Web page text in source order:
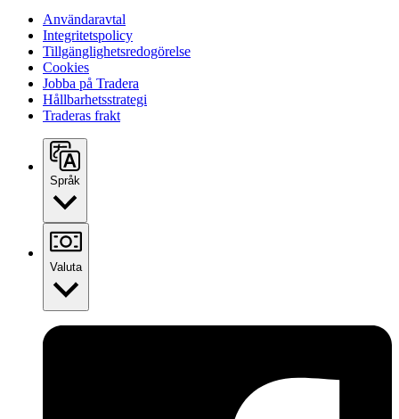
Användaravtal
Integritetspolicy
Tillgänglighetsredogörelse
Cookies
Jobba på Tradera
Hållbarhetsstrategi
Traderas frakt
Språk
Valuta